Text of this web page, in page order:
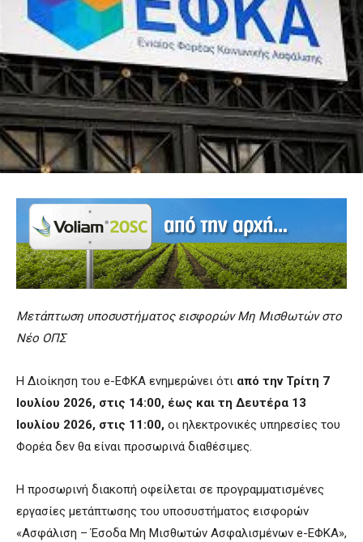
Μετάπτωση υποσυστήματος εισφορών Μη Μισθωτών στο
Νέο ΟΠΣ
Η Διοίκηση του e-ΕΦΚΑ ενημερώνει ότι από την Τρίτη 7
Ιουλίου 2026, στις 14:00, έως και τη Δευτέρα 13
Ιουλίου 2026, στις 11:00, οι ηλεκτρονικές υπηρεσίες του
Φορέα δεν θα είναι προσωρινά διαθέσιμες.
Η προσωρινή διακοπή οφείλεται σε προγραμματισμένες
εργασίες μετάπτωσης του υποσυστήματος εισφορών
«Ασφάλιση – Έσοδα Μη Μισθωτών Ασφαλισμένων e-ΕΦΚΑ»,